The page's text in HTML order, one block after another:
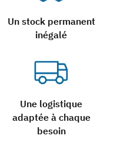
Un stock permanent
inégalé
Une logistique
adaptée à chaque
besoin